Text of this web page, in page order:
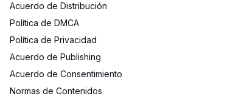
Acuerdo de Distribución
Política de DMCA
Política de Privacidad
Acuerdo de Publishing
Acuerdo de Consentimiento
Normas de Contenidos